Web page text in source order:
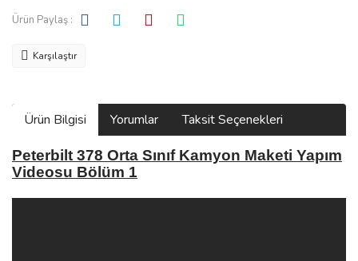
Ürün Paylaş :
Karşılaştır
Ürün Bilgisi Yorumlar Taksit Seçenekleri
Peterbilt 378 Orta Sınıf Kamyon Maketi Yapım
Videosu Bölüm 1